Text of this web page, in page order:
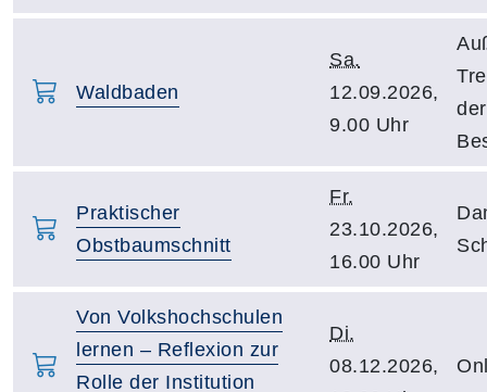
Waldbaden
Sa.
12.09.2026,
9.00 Uhr
der
Praktischer
Obstbaumschnitt
Fr.
23.10.2026,
16.00 Uhr
Von Volkshochschulen
lernen – Reflexion zur
Rolle der Institution
Di.
08.12.2026,